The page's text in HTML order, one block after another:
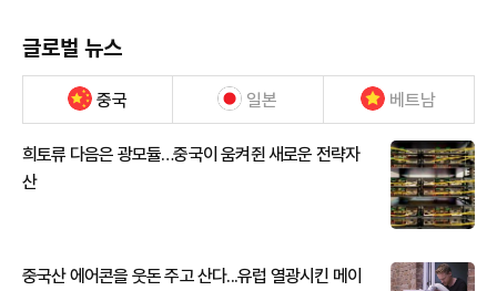
글로벌 뉴스
중국 일본 베트남
희토류 다음은 광모듈…중국이 움켜쥔 새로운 전략자
산
중국산 에어콘을 웃돈 주고 산다...유럽 열광시킨 메이